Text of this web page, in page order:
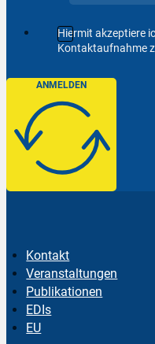
Hiermit akzeptiere
Kontaktaufnahme
ANMELDEN
Kontakt
Veranstaltungen
Publikationen
EDIs
EU